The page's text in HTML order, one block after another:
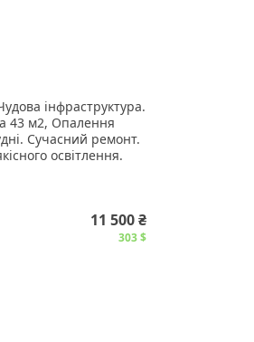
у теплу
інфраструктура.
43 м2, Опалення
Сучасний ремонт.
освітлення.
11 500 ₴
303 $